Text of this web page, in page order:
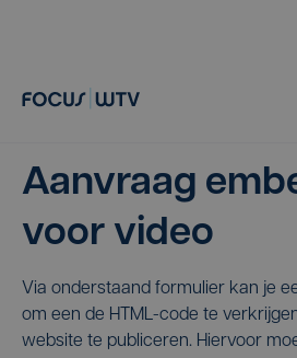
Aanvraag
voor video
Via onderstaand formulier kan je
om een de HTML-code te
website te publiceren. Hiervoor